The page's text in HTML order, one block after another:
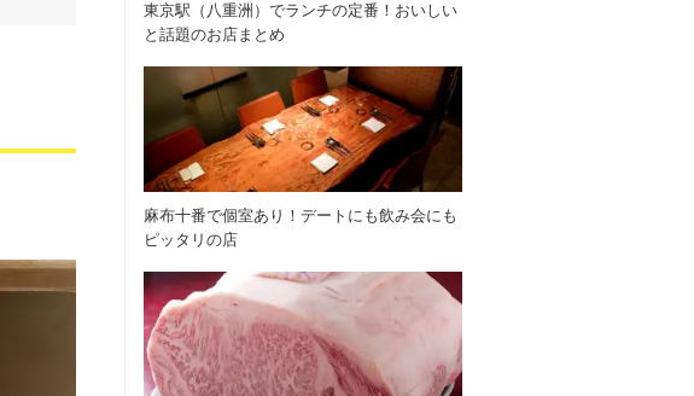
東京駅（八重洲）でランチの定番！おいしい
と話題のお店まとめ
麻布十番で個室あり！デートにも飲み会にも
ピッタリの店